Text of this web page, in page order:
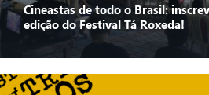
Cineastas de todo o Brasil:
edição do Festival Tá Roxeda!